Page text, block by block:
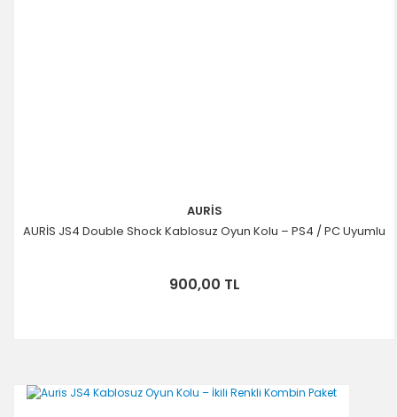
AURİS
AURİS JS4 Double Shock Kablosuz Oyun Kolu – PS4 / PC Uyumlu
900,00 TL